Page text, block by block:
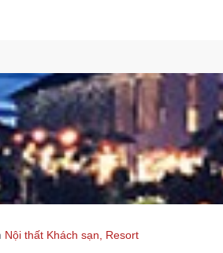
Nội thất Khách sạn, Resort